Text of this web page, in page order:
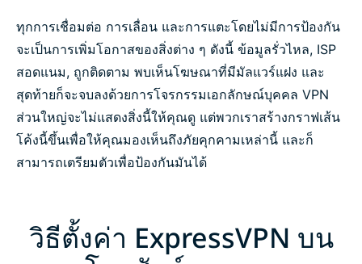
ทุกการเชื่อมต่อ การเลื่อน และการแตะโดยไม่มีการป้องกัน
จะเป็นการเพิ่มโอกาสของสิ่งต่าง ๆ ดังนี้ ข้อมูลรั่วไหล, ISP
สอดแนม, ถูกติดตาม พบเห็นโฆษณาที่มีมัลแวร์แฝง และ
สุดท้ายก็จะจบลงด้วยการโจรกรรมเอกลักษณ์บุคคล VPN
ส่วนใหญ่จะไม่แสดงสิ่งนี้ให้คุณดู แต่พวกเราสร้างกราฟเส้น
โค้งนี้ขึ้นเพื่อให้คุณมองเห็นถึงภัยคุกคามเหล่านี้ และก็
สามารถเตรียมตัวเพื่อป้องกันมันได้
วิธีตั้งค่า ExpressVPN บน